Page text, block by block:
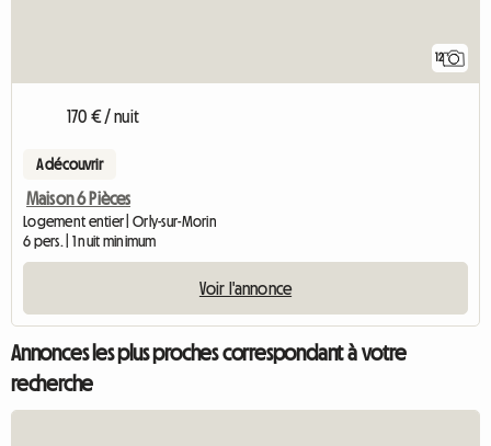
12
170 € / nuit
A découvrir
Maison 6 Pièces
Logement entier | Orly-sur-Morin
6 pers. | 1 nuit minimum
Voir l'annonce
Annonces les plus proches correspondant à votre
recherche